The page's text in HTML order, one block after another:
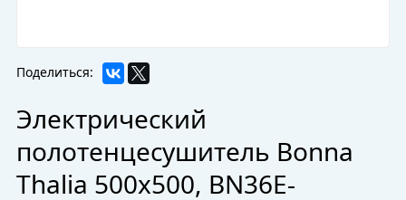
Поделиться:
Электрический
полотенцесушитель Bonna
Thalia 500x500, BN36E-